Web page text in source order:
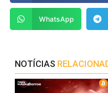
WhatsApp
NOTÍCIAS